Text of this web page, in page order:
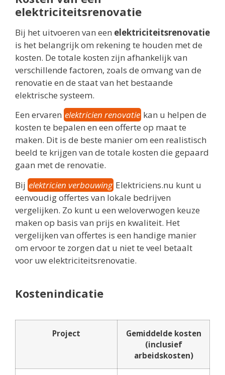
elektriciteitsrenovatie
Bij het uitvoeren van een elektriciteitsrenovatie
is het belangrijk om rekening te houden met de
kosten. De totale kosten zijn afhankelijk van
verschillende factoren, zoals de omvang van de
renovatie en de staat van het bestaande
elektrische systeem.
Een ervaren elektricien renovatie kan u helpen de
kosten te bepalen en een offerte op maat te
maken. Dit is de beste manier om een realistisch
beeld te krijgen van de totale kosten die gepaard
gaan met de renovatie.
Bij elektricien verbouwing Elektriciens.nu kunt u
eenvoudig offertes van lokale bedrijven
vergelijken. Zo kunt u een weloverwogen keuze
maken op basis van prijs en kwaliteit. Het
vergelijken van offertes is een handige manier
om ervoor te zorgen dat u niet te veel betaalt
voor uw elektriciteitsrenovatie.
Kostenindicatie
Project
Gemiddelde kosten
(inclusief
arbeidskosten)